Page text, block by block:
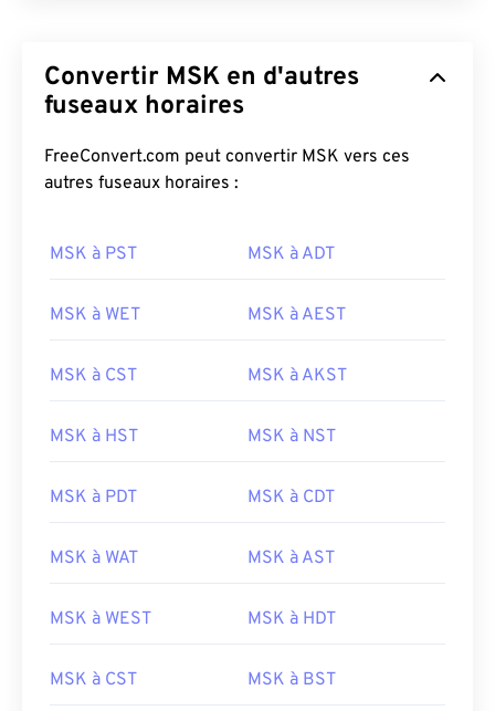
Convertir MSK en d'autres
fuseaux horaires
FreeConvert.com peut convertir MSK vers ces
autres fuseaux horaires :
MSK à PST MSK à ADT
MSK à WET MSK à AEST
MSK à CST MSK à AKST
MSK à HST MSK à NST
MSK à PDT MSK à CDT
MSK à WAT MSK à AST
MSK à WEST MSK à HDT
MSK à CST MSK à BST